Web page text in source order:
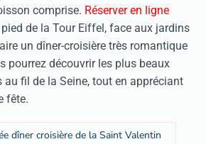
comprise. Réserver en ligne
de la Tour Eiffel, face aux jardins
un dîner-croisière très romantique
pourrez découvrir les plus beaux
au fil de la Seine, tout en appréciant
fête.
dîner croisière de la Saint Valentin